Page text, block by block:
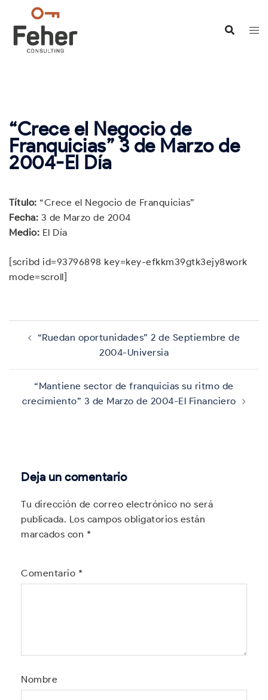
contenido
“Crece el Negocio de
Franquicias” 3 de Marzo de
2004-El Día
Título: “Crece el Negocio de Franquicias”
Fecha: 3 de Marzo de 2004
Medio: El Día
[scribd id=93796898 key=key-efkkm39gtk3ejy8work
mode=scroll]
Navegación
“Ruedan oportunidades” 2 de Septiembre de
2004-Universia
“Mantiene sector de franquicias su ritmo de
crecimiento” 3 de Marzo de 2004-El Financiero
Deja un comentario
Tu dirección de correo electrónico no será
publicada. Los campos obligatorios están
marcados con *
Comentario *
Nombre